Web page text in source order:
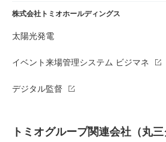
株式会社トミオホールディングス
太陽光発電
イベント来場管理システム ビジマネ
デジタル監督
トミオグループ関連会社（丸三